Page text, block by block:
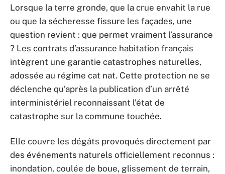
Lorsque la terre gronde, que la crue envahit la rue
ou que la sécheresse fissure les façades, une
question revient : que permet vraiment l’assurance
? Les contrats d’assurance habitation français
intègrent une garantie catastrophes naturelles,
adossée au régime cat nat. Cette protection ne se
déclenche qu’après la publication d’un arrêté
interministériel reconnaissant l’état de
catastrophe sur la commune touchée.
Elle couvre les dégâts provoqués directement par
des événements naturels officiellement reconnus :
inondation, coulée de boue, glissement de terrain,